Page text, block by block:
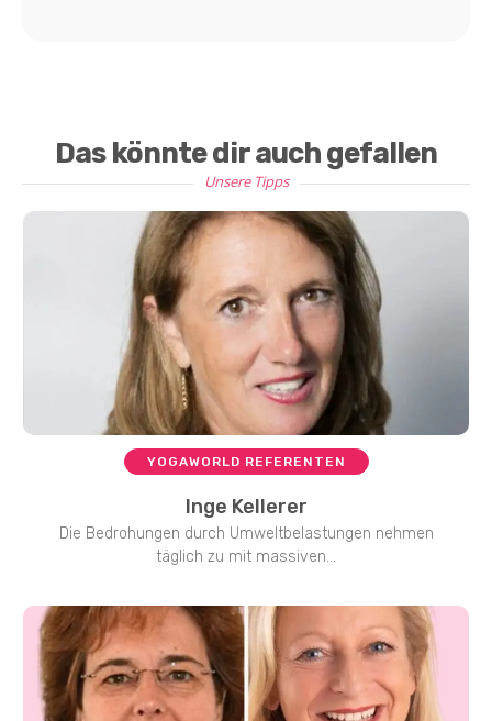
Das könnte dir auch gefallen
Unsere Tipps
YOGAWORLD REFERENTEN
Inge Kellerer
Die Bedrohungen durch Umweltbelastungen nehmen
täglich zu mit massiven...